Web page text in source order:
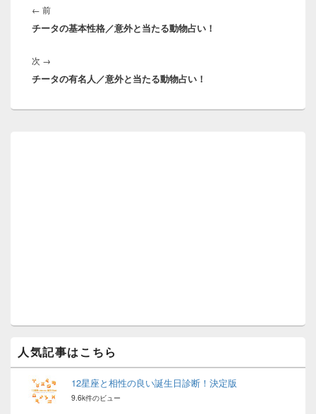
稿
ナ
ゲ
ー
シ
← 前前
の
チータの基本性格／意外と当たる動物占い！
次 →
の
稿:
チータの有名人／意外と当たる動物占い！
リ
人気記事はこちら
12星座と相性の良い誕生日診断！決定版
9.6k件のビュー